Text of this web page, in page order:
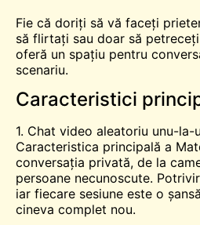
Fie că doriți să vă faceți
să flirtați sau doar să
oferă un spațiu pentru
scenariu.
Caracteristici
1. Chat video aleatoriu unu-la-
Caracteristica principală a
conversația privată, de la
persoane necunoscute.
iar fiecare sesiune este o
cineva complet nou.